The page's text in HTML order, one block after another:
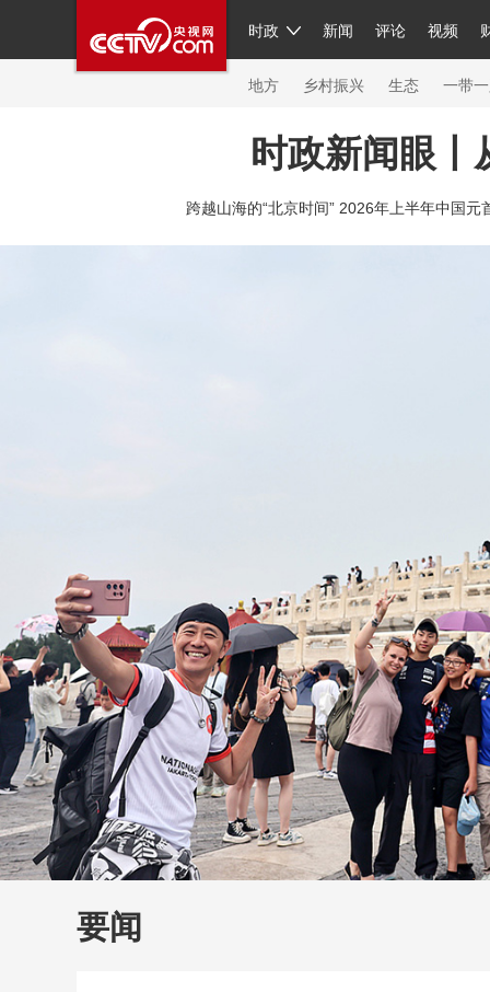
时政 新闻 评论 视频
人民领袖习近平 联播+ 中国
直播 片库 栏目大全 节目单
繁体 海外频道 iPanda
地方 乡村振兴 生态 一带
网络春晚 共产党员网 秧纪录 纪
新闻 国内 国际 评论 经济 军事 科技
大国保险 云顶对话 云
CCTV.节目官网 直播 节目单 栏目 片库
时政新闻眼丨
跨越山海的“北京时间” 2026年上半年中国元
要闻